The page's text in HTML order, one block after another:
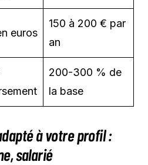
euros
150 à 200 € par
an
200-300 % de
la base
à votre profil :
salarié